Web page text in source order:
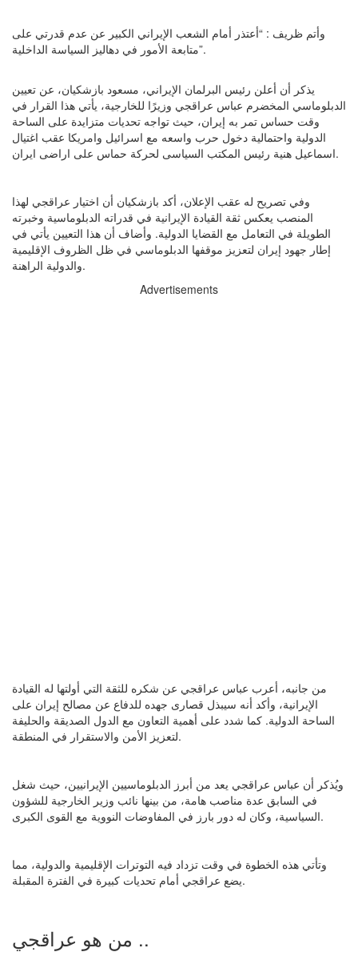
وأتم ظريف : “أعتذر أمام الشعب الإيراني الكبير عن عدم قدرتي على
متابعة الأمور في دهاليز السياسة الداخلية”.
يذكر أن أعلن رئيس البرلمان الإيراني، مسعود بازشكيان، عن تعيين
الدبلوماسي المخضرم عباس عراقجي وزيرًا للخارجية، يأتي هذا القرار في
وقت حساس تمر به إيران، حيث تواجه تحديات متزايدة على الساحة
الدولية واحتمالية دخول حرب واسعه مع اسرائيل وامريكا عقب اغتيال
اسماعيل هنية رئيس المكتب السياسى لحركة حماس على اراضى ايران.
وفي تصريح له عقب الإعلان، أكد بازشكيان أن اختيار عراقجي لهذا
المنصب يعكس ثقة القيادة الإيرانية في قدراته الدبلوماسية وخبرته
الطويلة في التعامل مع القضايا الدولية. وأضاف أن هذا التعيين يأتي في
إطار جهود إيران لتعزيز موقفها الدبلوماسي في ظل الظروف الإقليمية
والدولية الراهنة.
Advertisements
من جانبه، أعرب عباس عراقجي عن شكره للثقة التي أولتها له القيادة
الإيرانية، وأكد أنه سيبذل قصارى جهده للدفاع عن مصالح إيران على
الساحة الدولية. كما شدد على أهمية التعاون مع الدول الصديقة والحليفة
لتعزيز الأمن والاستقرار في المنطقة.
ويُذكر أن عباس عراقجي يعد من أبرز الدبلوماسيين الإيرانيين، حيث شغل
في السابق عدة مناصب هامة، من بينها نائب وزير الخارجية للشؤون
السياسية، وكان له دور بارز في المفاوضات النووية مع القوى الكبرى.
وتأتي هذه الخطوة في وقت تزداد فيه التوترات الإقليمية والدولية، مما
يضع عراقجي أمام تحديات كبيرة في الفترة المقبلة.
من هو عراقجي ..